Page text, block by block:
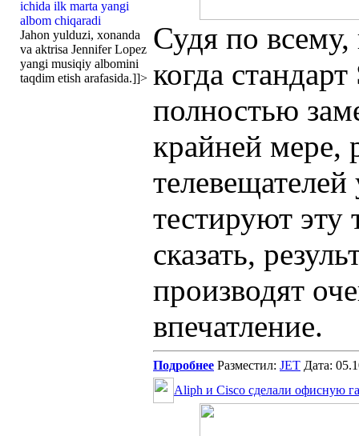
Jahon yulduzi, xonanda
va aktrisa Jennifer Lopez
yangi musiqiy albomini
taqdim etish arafasida.]]>
Судя по всему,
когда
полностью
крайней мере,
тестируют эту
сказать,
производят
впечатление.
Подробнее Разместил: JET Дата:
Aliph и Cisco сделали офисную